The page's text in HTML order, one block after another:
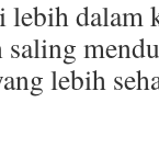
dalam
lebih